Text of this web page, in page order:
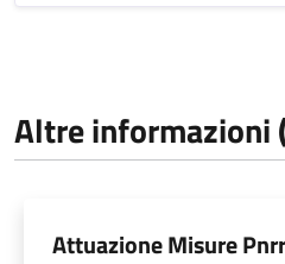
Altre informazioni
Attuazione Misure Pnrr